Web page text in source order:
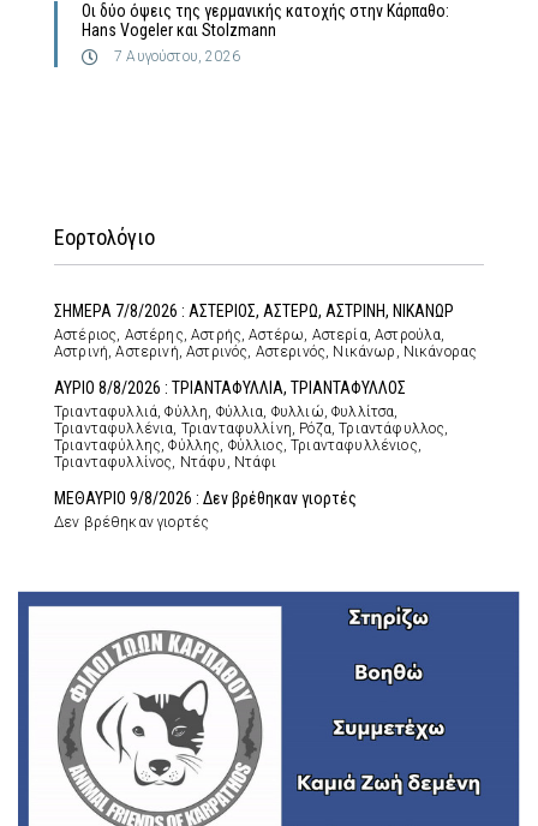
Οι δύο όψεις της γερμανικής κατοχής στην Κάρπαθο:
Hans Vogeler και Stolzmann
7 Αυγούστου, 2026
Εορτολόγιο
ΣΗΜΕΡΑ 7/8/2026 : ΑΣΤΕΡΙΟΣ, ΑΣΤΕΡΩ, ΑΣΤΡΙΝΗ, ΝΙΚΑΝΩΡ
Αστέριος, Αστέρης, Αστρής, Αστέρω, Αστερία, Αστρούλα,
Αστρινή, Αστερινή, Αστρινός, Αστερινός, Νικάνωρ, Νικάνορας
ΑΥΡΙΟ 8/8/2026 : ΤΡΙΑΝΤΑΦΥΛΛΙΑ, ΤΡΙΑΝΤΑΦΥΛΛΟΣ
Τριανταφυλλιά, Φύλλη, Φύλλια, Φυλλιώ, Φυλλίτσα,
Τριανταφυλλένια, Τριανταφυλλίνη, Ρόζα, Τριαντάφυλλος,
Τριανταφύλλης, Φύλλης, Φύλλιος, Τριανταφυλλένιος,
Τριανταφυλλίνος, Ντάφυ, Ντάφι
ΜΕΘΑΥΡΙΟ 9/8/2026 : Δεν βρέθηκαν γιορτές
Δεν βρέθηκαν γιορτές